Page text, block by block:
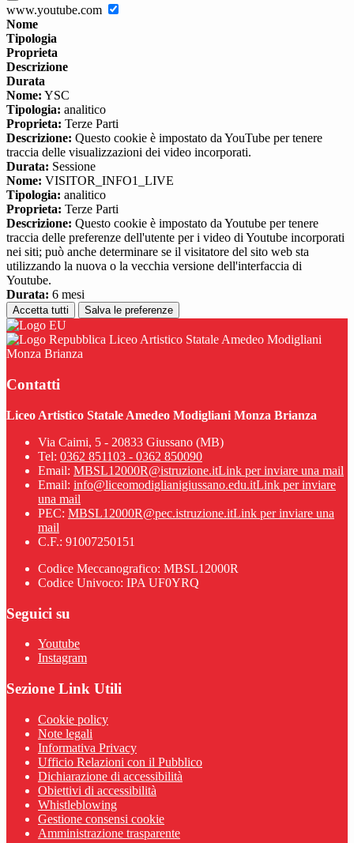
www.youtube.com
Nome
Tipologia
Proprieta
Descrizione
Durata
Nome: YSC
Tipologia: analitico
Proprieta: Terze Parti
Descrizione: Questo cookie è impostato da YouTube per tenere
traccia delle visualizzazioni dei video incorporati.
Durata: Sessione
Nome: VISITOR_INFO1_LIVE
Tipologia: analitico
Proprieta: Terze Parti
Descrizione: Questo cookie è impostato da Youtube per tenere
traccia delle preferenze dell'utente per i video di Youtube incorporati
nei siti; può anche determinare se il visitatore del sito web sta
utilizzando la nuova o la vecchia versione dell'interfaccia di
Youtube.
Durata: 6 mesi
Accetta tutti Salva le preferenze
Liceo Artistico Statale Amedeo Modigliani
Monza Brianza
Contatti
Liceo Artistico Statale Amedeo Modigliani Monza Brianza
Via Caimi, 5 - 20833 Giussano (MB)
Tel: 0362 851103 - 0362 850090
Email: MBSL12000R@istruzione.itLink per inviare una mail
Email: info@liceomodiglianigiussano.edu.itLink per inviare
una mail
PEC: MBSL12000R@pec.istruzione.itLink per inviare una
mail
C.F.: 91007250151
Codice Meccanografico: MBSL12000R
Codice Univoco: IPA UF0YRQ
Seguici su
Youtube
Instagram
Sezione Link Utili
Cookie policy
Note legali
Informativa Privacy
Ufficio Relazioni con il Pubblico
Dichiarazione di accessibilità
Obiettivi di accessibilità
Whistleblowing
Gestione consensi cookie
Amministrazione trasparente